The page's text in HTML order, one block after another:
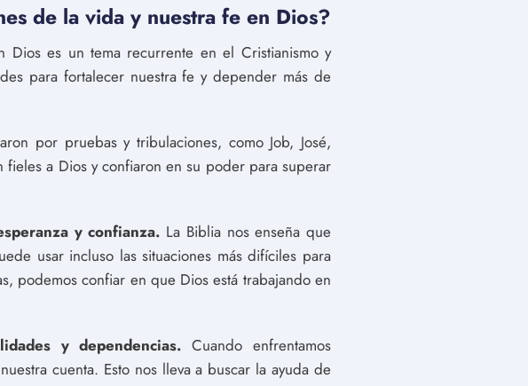
de la vida y nuestra fe en Dios?
es un tema recurrente en el Cristianismo y
para fortalecer nuestra fe y depender más de
por pruebas y tribulaciones, como Job, José,
a Dios y confiaron en su poder para superar
y confianza. La Biblia nos enseña que
usar incluso las situaciones más difíciles para
podemos confiar en que Dios está trabajando en
y dependencias. Cuando enfrentamos
cuenta. Esto nos lleva a buscar la ayuda de